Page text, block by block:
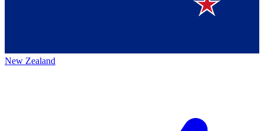
New Zealand